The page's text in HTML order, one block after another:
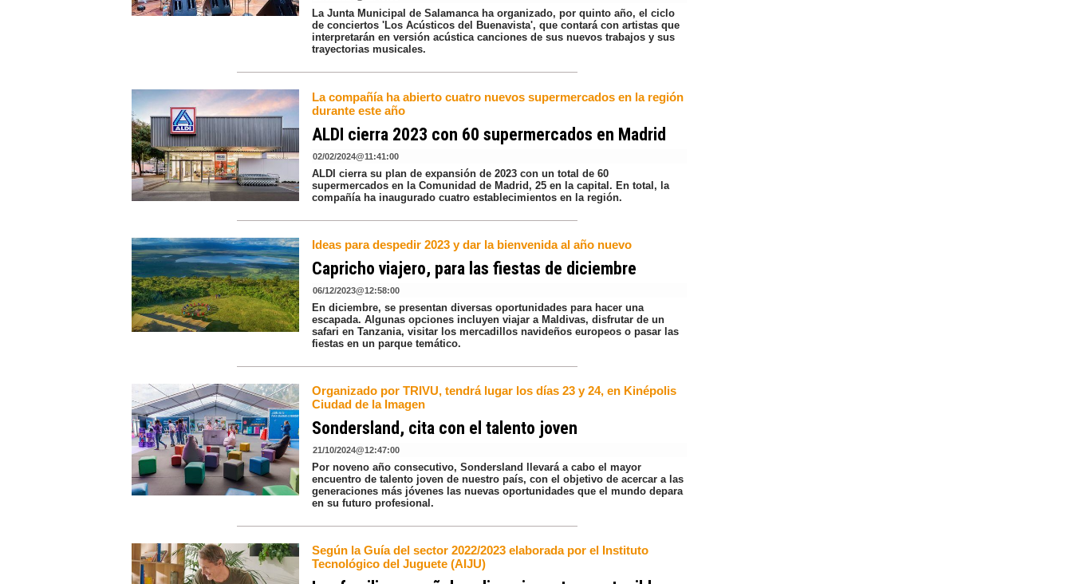
La Junta Municipal de Salamanca ha organizado, por quinto año, el ciclo
de conciertos 'Los Acústicos del Buenavista', que contará con artistas que
interpretarán en versión acústica canciones de sus nuevos trabajos y sus
trayectorias musicales.
La compañía ha abierto cuatro nuevos supermercados en la región
durante este año
ALDI cierra 2023 con 60 supermercados en Madrid
02/02/2024@11:41:00
ALDI cierra su plan de expansión de 2023 con un total de 60
supermercados en la Comunidad de Madrid, 25 en la capital. En total, la
compañía ha inaugurado cuatro establecimientos en la región.
Ideas para despedir 2023 y dar la bienvenida al año nuevo
Capricho viajero, para las fiestas de diciembre
06/12/2023@12:58:00
En diciembre, se presentan diversas oportunidades para hacer una
escapada. Algunas opciones incluyen viajar a Maldivas, disfrutar de un
safari en Tanzania, visitar los mercadillos navideños europeos o pasar las
fiestas en un parque temático.
Organizado por TRIVU, tendrá lugar los días 23 y 24, en Kinépolis
Ciudad de la Imagen
Sondersland, cita con el talento joven
21/10/2024@12:47:00
Por noveno año consecutivo, Sondersland llevará a cabo el mayor
encuentro de talento joven de nuestro país, con el objetivo de acercar a las
generaciones más jóvenes las nuevas oportunidades que el mundo depara
en su futuro profesional.
Según la Guía del sector 2022/2023 elaborada por el Instituto
Tecnológico del Juguete (AIJU)